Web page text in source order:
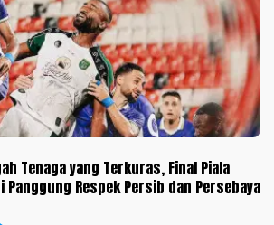
Tenaga yang Terkuras, Final Piala
Respek Persib dan Persebaya